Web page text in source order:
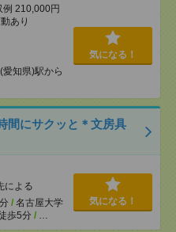
210,000円
あり
愛知県)駅から
気になる！
間にサクッと＊文房具
による
/ 名古屋大学
歩5分 / …
気になる！